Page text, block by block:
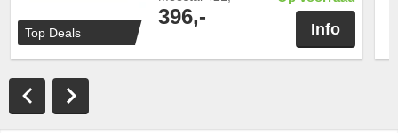
Top Deals
396,-
Info